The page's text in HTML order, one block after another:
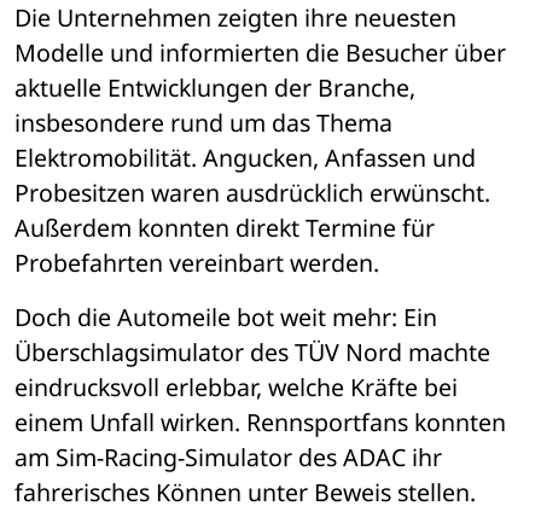
Die Unternehmen zeigten ihre neuesten
Modelle und informierten die Besucher über
aktuelle Entwicklungen der Branche,
insbesondere rund um das Thema
Elektromobilität. Angucken, Anfassen und
Probesitzen waren ausdrücklich erwünscht.
Außerdem konnten direkt Termine für
Probefahrten vereinbart werden.
Doch die Automeile bot weit mehr: Ein
Überschlagsimulator des TÜV Nord machte
eindrucksvoll erlebbar, welche Kräfte bei
einem Unfall wirken. Rennsportfans konnten
am Sim-Racing-Simulator des ADAC ihr
fahrerisches Können unter Beweis stellen.